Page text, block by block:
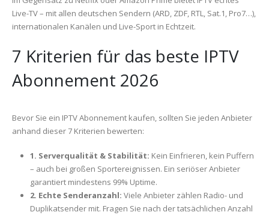
Live-TV – mit allen deutschen Sendern (ARD, ZDF, RTL, Sat.1, Pro7…),
internationalen Kanälen und Live-Sport in Echtzeit.
7 Kriterien für das beste IPTV
Abonnement 2026
Bevor Sie ein IPTV Abonnement kaufen, sollten Sie jeden Anbieter
anhand dieser 7 Kriterien bewerten:
1. Serverqualität & Stabilität: Kein Einfrieren, kein Puffern
– auch bei großen Sportereignissen. Ein seriöser Anbieter
garantiert mindestens 99% Uptime.
2. Echte Senderanzahl: Viele Anbieter zählen Radio- und
Duplikatsender mit. Fragen Sie nach der tatsächlichen Anzahl